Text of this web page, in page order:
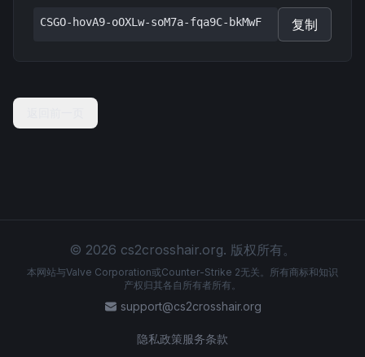
CSGO-hovA9-oOXLw-soM7a-fqa9C-bkMwF 复制
© 2026 cs2crosshair.org. 版权所有。
本网站与Valve Corporation或Counter-Strike 2无关。所有商标和知识
产权归其各自所有者所有。
support@cs2crosshair.org
隐私政策服务条款